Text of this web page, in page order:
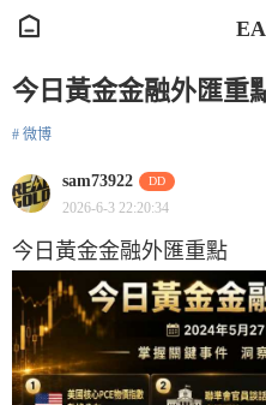
今日黃金金融外匯重
# 微博
sam73922 DD
2026-6-3 22:20:34
今日黃金金融外匯重點